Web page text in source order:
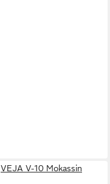
VEJA V-10 Mokassin